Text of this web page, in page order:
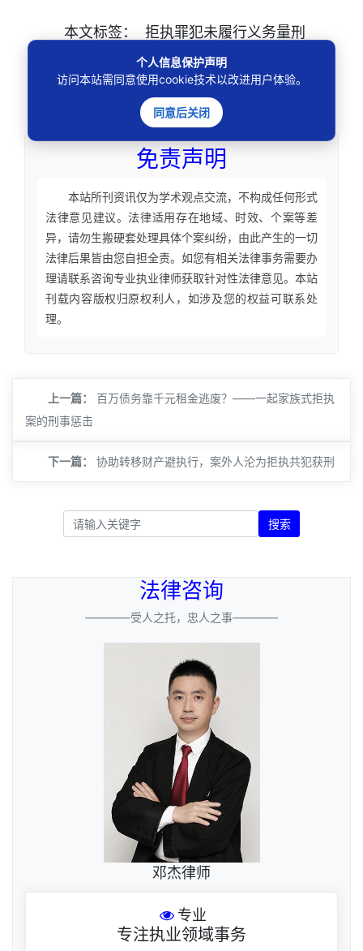
本文标签：
拒执罪犯未履行义务量刑
恶意转移执行款定罪
拒执罪上诉改判情形
自诉人维权量刑异议
拒执犯罪司法权威维
拒执罪认罪认罚适用
免责声明
本站所刊资讯仅为学术观点交流，不构成任何形式
法律意见建议。法律适用存在地域、时效、个案等差
异，请勿生搬硬套处理具体个案纠纷，由此产生的一切
法律后果皆由您自担全责。如您有相关法律事务需要办
理请联系咨询专业执业律师获取针对性法律意见。本站
刊载内容版权归原权利人，如涉及您的权益可联系处
理。
上一篇：
百万债务靠千元租金逃废？——一起家族式拒执
案的刑事惩击
下一篇： 协助转移财产避执行，案外人沦为拒执共犯获刑
搜索
法律咨询
————受人之托，忠人之事————
邓杰律师
专业
专注执业领域事务
个人信息保护声明
访问本站需同意使用cookie技术以改进用户体验。
同意后关闭